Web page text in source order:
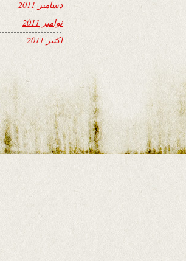
دسامبر 2011
نوامبر 2011
اکتبر 2011